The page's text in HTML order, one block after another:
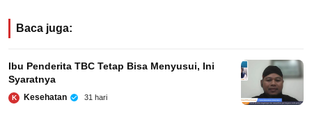
Baca juga:
Ibu Penderita TBC Tetap Bisa Menyusui, Ini
Syaratnya
K Kesehatan 31 hari